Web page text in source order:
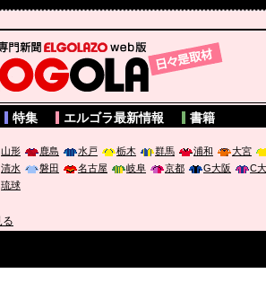
web版 BLOGOLA
特集 エルゴラ最新情報 書籍
山形 鹿島 水戸 栃木 群馬 浦和
大宮
清水 磐田 名古屋 岐阜 京都 G大阪
C
琉球
る